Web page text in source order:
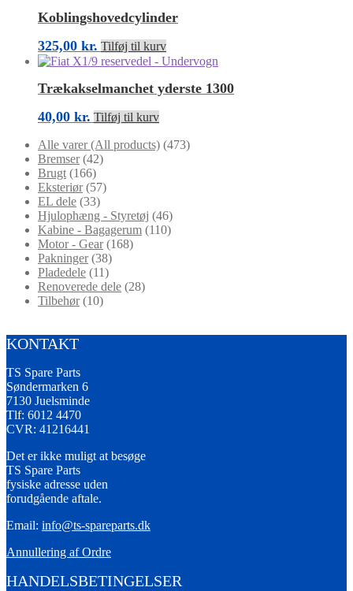
Koblingshovedcylinder
325,00 kr. Tilføj til kurv
Trækakselmanchet yderste 1300
40,00 kr. Tilføj til kurv
Alle varer (All products) (473)
Bremser (42)
Brugt (166)
Eksteriør (57)
EL dele (33)
Hjulophæng - Styretøj (46)
Kabine - Bagagerum (110)
Motor - Gear (168)
Pakninger (38)
Pladedele (11)
Renoverede dele (28)
Tilbehør (10)
KONTAKT
TS Spare Parts
Søndermarken 6
7130 Juelsminde
Tlf: 6012 4470
CVR: 41216441
Det er ikke muligt at besøge
TS Spare Parts
fysiske adresse uden
forudgående aftale.
Email: info@ts-spareparts.dk
Annullering af Ordre
HANDELSBETINGELSER